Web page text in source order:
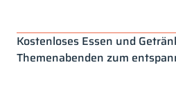
Kostenloses Essen und
Themenabenden zum